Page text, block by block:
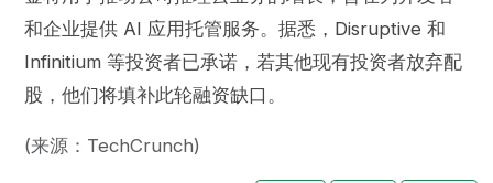
和企业提供 AI 应用托管服务。据悉，Disruptive 和
Infinitium 等投资者已承诺，若其他现有投资者放弃配
股，他们将填补此轮融资缺口。
(来源：TechCrunch)